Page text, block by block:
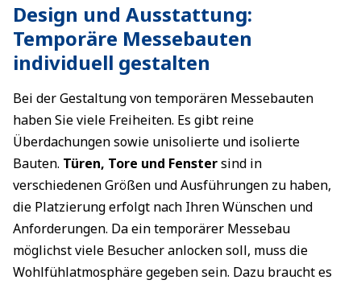
Design und Ausstattung:
Temporäre Messebauten
individuell gestalten
Bei der Gestaltung von temporären Messebauten
haben Sie viele Freiheiten. Es gibt reine
Überdachungen sowie unisolierte und isolierte
Bauten. Türen, Tore und Fenstersind in
verschiedenen Größen und Ausführungen zu haben,
die Platzierung erfolgt nach Ihren Wünschen und
Anforderungen. Da ein temporärer Messebau
möglichst viele Besucher anlocken soll, muss die
Wohlfühlatmosphäre gegeben sein. Dazu braucht es